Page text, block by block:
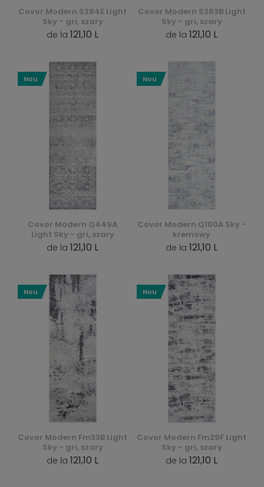
Covor Modern S284E Light
Sky - gri, szary
de la 121,10 L
Covor Modern S283B Light
Sky - gri, szary
de la 121,10 L
Covor Modern Q449A
Light Sky - gri, szary
de la 121,10 L
Nou
Covor Modern Q100A Sky -
kremowy
de la 121,10 L
Nou
Covor Modern Fm33B Light
Sky - gri, szary
de la 121,10 L
Nou
Covor Modern Fm29F Light
Sky - gri, szary
de la 121,10 L
Nou